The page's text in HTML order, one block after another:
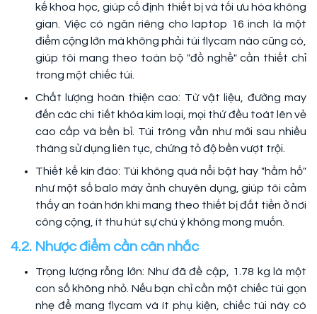
kế khoa học, giúp cố định thiết bị và tối ưu hóa không
gian. Việc có ngăn riêng cho laptop 16 inch là một
điểm cộng lớn mà không phải túi flycam nào cũng có,
giúp tôi mang theo toàn bộ "đồ nghề" cần thiết chỉ
trong một chiếc túi.
Chất lượng hoàn thiện cao: Từ vật liệu, đường may
đến các chi tiết khóa kim loại, mọi thứ đều toát lên vẻ
cao cấp và bền bỉ. Túi trông vẫn như mới sau nhiều
tháng sử dụng liên tục, chứng tỏ độ bền vượt trội.
Thiết kế kín đáo: Túi không quá nổi bật hay "hầm hố"
như một số balo máy ảnh chuyên dụng, giúp tôi cảm
thấy an toàn hơn khi mang theo thiết bị đắt tiền ở nơi
công cộng, ít thu hút sự chú ý không mong muốn.
4.2. Nhược điểm cần cân nhắc
Trọng lượng rỗng lớn: Như đã đề cập, 1.78 kg là một
con số không nhỏ. Nếu bạn chỉ cần một chiếc túi gọn
nhẹ để mang flycam và ít phụ kiện, chiếc túi này có